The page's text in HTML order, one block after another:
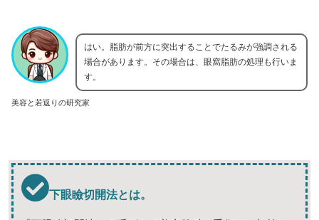
美容と若返りの研究家
はい。脂肪が前方に突出することでたるみが強調される
場合があります。その場合は、眼窩脂肪の処理も行いま
す。
下眼瞼切開法とは。